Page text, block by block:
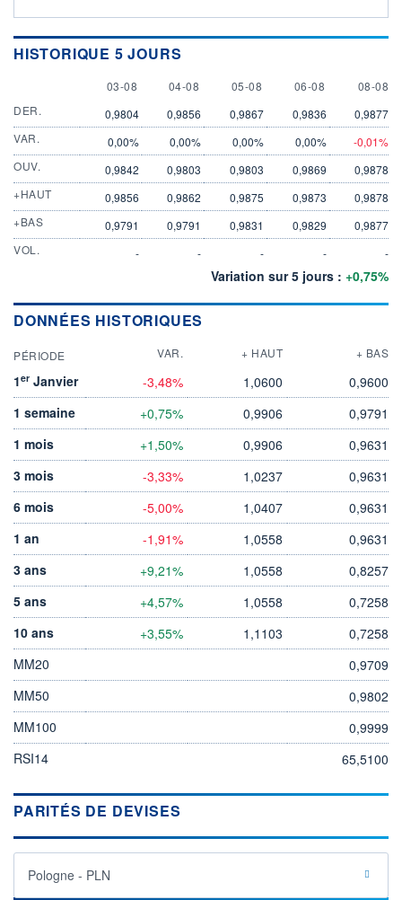
HISTORIQUE 5 JOURS
3 AUGUST
03-08 4 AUGUST
04-08 5 AUGUST
05-08 6 AUGUST
06-08 8
08-08
DER.
0,9804 0,9856 0,9867 0,9836
0,9877
VAR.
0,00% 0,00% 0,00% 0,00%
-0,01%
OUV.
0,9842 0,9803 0,9803 0,9869
0,9878
+HAUT
0,9856 0,9862 0,9875 0,9873
0,9878
+BAS
0,9791 0,9791 0,9831 0,9829
0,9877
VOL.
- - - - -
Variation sur 5 jours : +0,75%
DONNÉES HISTORIQUES
PÉRIODE VAR. + HAUT + BAS
1er Janvier -3,48% 1,0600
0,9600
1 semaine
+0,75% 0,9906
0,9791
1 mois
+1,50% 0,9906
0,9631
3 mois
-3,33% 1,0237
0,9631
6 mois
-5,00% 1,0407
0,9631
1 an
-1,91% 1,0558
0,9631
3 ans
+9,21% 1,0558
0,8257
5 ans
+4,57% 1,0558
0,7258
10 ans
+3,55% 1,1103
0,7258
MM20
0,9709
MM50
0,9802
MM100
0,9999
RSI14
65,5100
PARITÉS DE DEVISES
Pologne - PLN